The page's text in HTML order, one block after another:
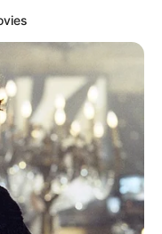
φυγόποινο στη
ερυθρά αγγελία
για 18χρονο στη
και η έγκαιρη
τον